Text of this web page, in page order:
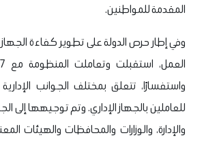
المقدمة للمواطنين.
وفي إطار حرص الدولة على تطوير كفاءة
واستفسارًا، تتعلق بمختلف الجوانب
للعاملين بالجهاز الإداري. وتم توجيهها إلى
والإدارة، والوزارات والمحافظات والهيئات